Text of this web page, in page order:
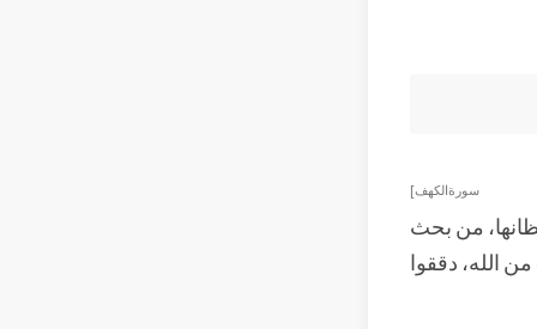
سورة الكهف]
من بحث
الله، دققوا